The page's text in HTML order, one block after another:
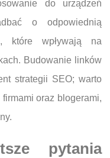
do urządzeń
o odpowiednią
które wpływają na
Budowanie linków
strategii SEO; warto
oraz blogerami,
pytania